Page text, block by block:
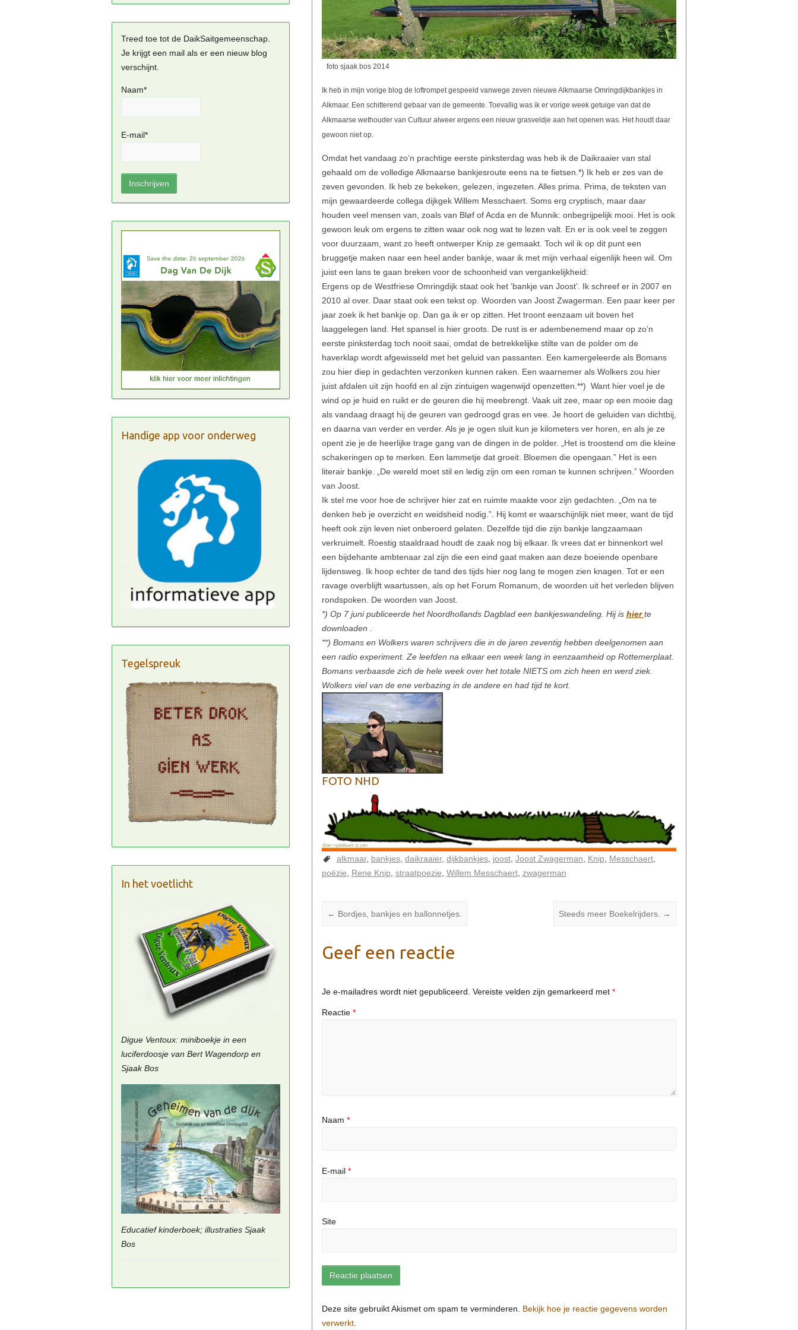
foto sjaak bos 2014
Ik heb in mijn vorige blog de loftrompet gespeeld vanwege zeven nieuwe Alkmaarse Omringdijkbankjes in
Alkmaar. Een schitterend gebaar van de gemeente. Toevallig was ik er vorige week getuige van dat de
Alkmaarse wethouder van Cultuur alweer ergens een nieuw grasveldje aan het openen was. Het houdt daar
gewoon niet op.
*) Op 7 juni publiceerde het Noordhollands Dagblad een bankjeswandeling. Hij is hierte
downloaden .
**) Bomans en Wolkers waren schrijvers die in de jaren zeventig hebben deelgenomen aan
een radio experiment. Ze leefden na elkaar een week lang in eenzaamheid op Rottemerplaat.
Bomans verbaasde zich de hele week over het totale NIETS om zich heen en werd ziek.
Wolkers viel van de ene verbazing in de andere en had tijd te kort.
alkmaar bankjes daikraaier dijkbankjes joost Joost Zwagerman Knip
Messchaert
poëzie
Rene Knip straatpoezie Willem Messchaert zwagerman
← Bordjes, bankjes en ballonnetjes. Steeds meer Boekelrijders. →
Geef een reactie
Je e-mailadres wordt niet gepubliceerd. Vereiste velden zijn gemarkeerd met *
Reactie *
Naam *
E-mail *
Site
Bekijk hoe je reactie gegevens worden
verwerkt
Treed toe tot de DaikSaitgemeenschap.
Je krijgt een mail als er een nieuw blog
verschijnt.
Naam*
E-mail*
Handige app voor onderweg
Tegelspreuk
In het voetlicht
Digue Ventoux: miniboekje in een
luciferdoosje van Bert Wagendorp en
Sjaak Bos
Educatief kinderboek; illustraties Sjaak
Bos